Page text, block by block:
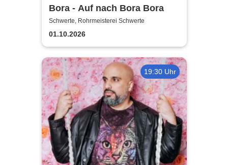
Bora - Auf nach Bora Bora
Schwerte, Rohrmeisterei Schwerte
01.10.2026
19:30 Uhr